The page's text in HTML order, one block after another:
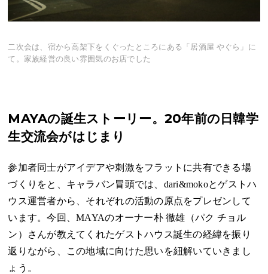
二次会は、宿から高架下をくぐったところにある「居酒屋 やぐら」に
て。家族経営の良い雰囲気のお店でした
MAYAの誕生ストーリー。20年前の日韓学
生交流会がはじまり
参加者同士がアイデアや刺激をフラットに共有できる場
づくりをと、キャラバン冒頭では、dari&mokoとゲストハ
ウス運営者から、それぞれの活動の原点をプレゼンして
います。今回、MAYAのオーナー朴 徹雄（パク チョル
ン）さんが教えてくれたゲストハウス誕生の経緯を振り
返りながら、この地域に向けた思いを紐解いていきまし
ょう。